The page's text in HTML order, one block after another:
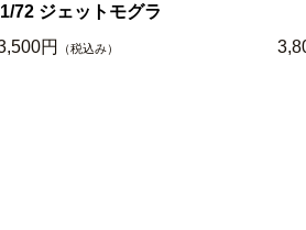
72 ジェットモグラ
円
（税込み）